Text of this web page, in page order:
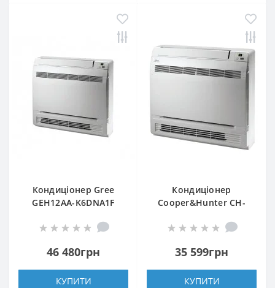
Кондиціонер Gree
GEH12AA-K6DNA1F
46 480грн
КУПИТИ
Кондиціонер
Cooper&Hunter CH-
35 599грн
КУПИТИ